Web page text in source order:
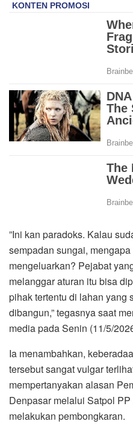
​”Ini kan paradoks. Kalau
sempadan sungai,
mengeluarkan? Pejabat
melanggar aturan itu bisa
pihak tertentu di lahan yang
dibangun,” tegasnya saat
media pada Senin (11/5/
​Ia menambahkan,
tersebut sangat vulgar
mempertanyakan alasan
Denpasar melalui Satpol
melakukan pembongkaran.